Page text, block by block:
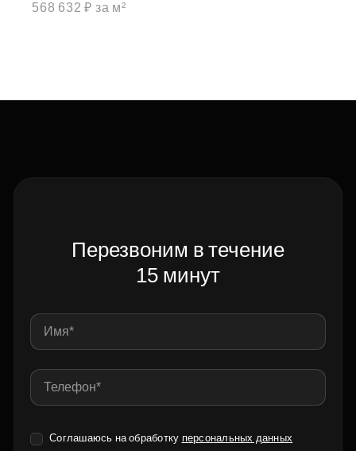
568 632 ₽ за м²
Перезвоним в течение
15 минут
Соглашаюсь на обработку персональных данных